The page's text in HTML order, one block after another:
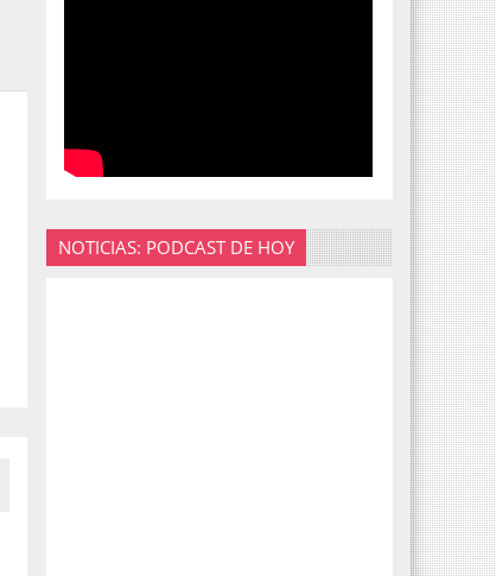
NOTICIAS: PODCAST DE HOY